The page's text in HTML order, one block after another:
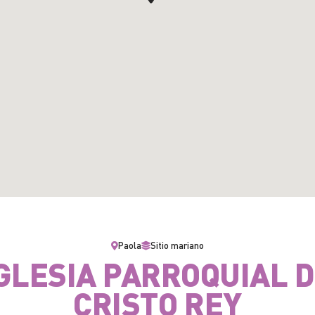
Paola Sitio mariano
PARROQUIAL
CRISTO REY